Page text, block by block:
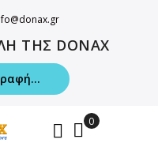
ΤΗΣ DONAX